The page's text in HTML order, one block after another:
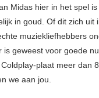
Midas hier in het spel
in goud. Of dit zich uit
muziekliefhebbers
geweest voor goede
plaat meer dan
we aan jou.